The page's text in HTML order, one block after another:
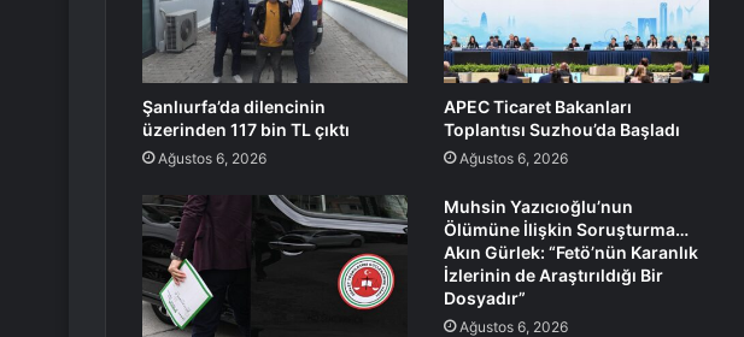
Şanlıurfa’da dilencinin
üzerinden 117 bin TL çıktı
Ağustos 6, 2026
APEC Ticaret Bakanları
Toplantısı Suzhou’da Başladı
Ağustos 6, 2026
Muhsin Yazıcıoğlu’nun
Ölümüne İlişkin Soruşturma…
Akın Gürlek: “Fetö’nün Karanlık
İzlerinin de Araştırıldığı Bir
Dosyadır”
Ağustos 6, 2026